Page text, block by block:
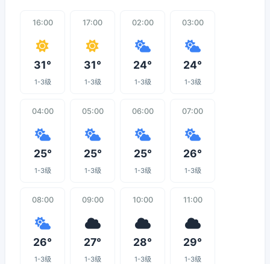
16:00
31°
1-3级
17:00
31°
1-3级
02:00
24°
1-3级
03:00
24°
1-3级
04:00
25°
1-3级
05:00
25°
1-3级
06:00
25°
1-3级
07:00
26°
1-3级
08:00
26°
1-3级
09:00
27°
1-3级
10:00
28°
1-3级
11:00
29°
1-3级